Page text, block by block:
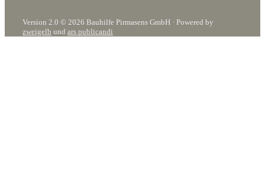
Version 2.0 © 2026 Bauhilfe Pirmasens GmbH · Powered by
zweigelb und ars publicandi